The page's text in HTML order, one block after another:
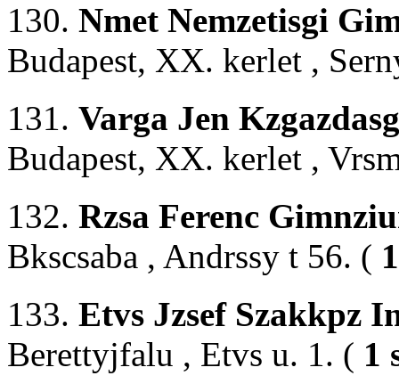
130. Nmet Nemzetisgi
Budapest, XX. kerlet ,
131. Varga Jen
Budapest, XX. kerlet ,
132. Rzsa Ferenc
Bkscsaba , Andrssy t 56. (
133. Etvs Jzsef Szakkpz
Berettyjfalu , Etvs u. 1. ( 1